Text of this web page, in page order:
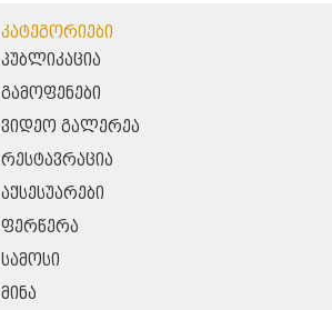
ᲙᲐᲢᲔᲒᲝᲠᲘᲔᲑᲘ
ᲞᲣᲑᲚᲘᲙᲐᲪᲘᲐ
ᲒᲐᲛᲝᲤᲔᲜᲔᲑᲘ
ᲕᲘᲓᲔᲝ ᲒᲐᲚᲔᲠᲔᲐ
ᲠᲔᲡᲢᲐᲕᲠᲐᲪᲘᲐ
ᲐᲥᲡᲔᲡᲣᲐᲠᲔᲑᲘ
ᲤᲔᲠᲬᲔᲠᲐ
ᲡᲐᲛᲝᲡᲘ
ᲛᲘᲜᲐ